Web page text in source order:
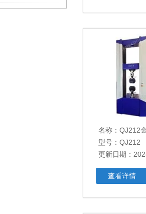
名称： QJ212
型号：QJ212
更新日期：
查看详情